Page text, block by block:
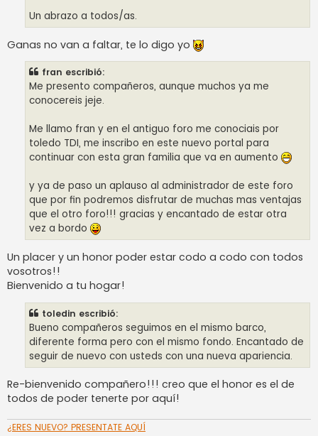
Un abrazo a todos/as.
Ganas no van a faltar, te lo digo yo
fran escribió:
Me presento compañeros, aunque muchos ya me
conocereis jeje.
Me llamo fran y en el antiguo foro me conociais por
toledo TDI, me inscribo en este nuevo portal para
continuar con esta gran familia que va en aumento
y ya de paso un aplauso al administrador de este foro
que por fin podremos disfrutar de muchas mas ventajas
que el otro foro!!! gracias y encantado de estar otra
vez a bordo
Un placer y un honor poder estar codo a codo con todos
vosotros!!
Bienvenido a tu hogar!
toledin escribió:
Bueno compañeros seguimos en el mismo barco,
diferente forma pero con el mismo fondo. Encantado de
seguir de nuevo con usteds con una nueva apariencia.
Re-bienvenido compañero!!! creo que el honor es el de
todos de poder tenerte por aquí!
¿ERES NUEVO? PRESENTATE AQUÍ